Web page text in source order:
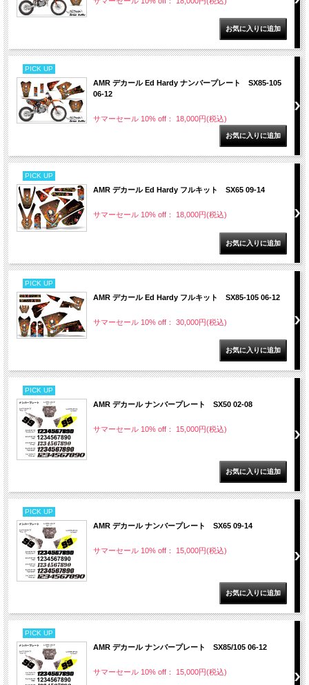
PICK UP
AMR デカール Ed Hardy ナンバープレート SX85-105
06-12
サマーセール 10% off： 18,000円(税込)
PICK UP
AMR デカール Ed Hardy フルキット SX65 09-14
サマーセール 10% off： 18,000円(税込)
PICK UP
AMR デカール Ed Hardy フルキット SX85-105 06-12
サマーセール 10% off： 30,000円(税込)
PICK UP
AMR デカール ナンバープレート SX50 02-08
サマーセール 10% off： 15,000円(税込)
PICK UP
AMR デカール ナンバープレート SX65 09-14
サマーセール 10% off： 15,000円(税込)
PICK UP
AMR デカール ナンバープレート SX85/105 06-12
サマーセール 10% off： 15,000円(税込)